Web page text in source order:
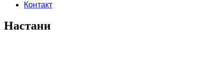
Контакт
Настани